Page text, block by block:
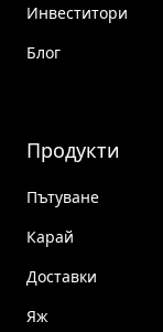
Инвеститори
Блог
Продукти
Пътуване
Карай
Доставки
Яж